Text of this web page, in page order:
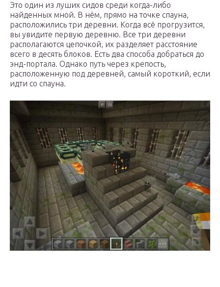
Это один из луших сидов среди когда-либо
найденных мной. В нём, прямо на точке спауна,
расположились три деревни. Когда всё прогрузится,
вы увидите первую деревню. Все три деревни
располагаются цепочкой, их разделяет расстояние
всего в десять блоков. Есть два способа добраться до
энд-портала. Однако путь через крепость,
расположенную под деревней, самый короткий, если
идти со спауна.